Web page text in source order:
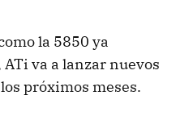
la 5850 ya
va a lanzar nuevos
próximos meses.